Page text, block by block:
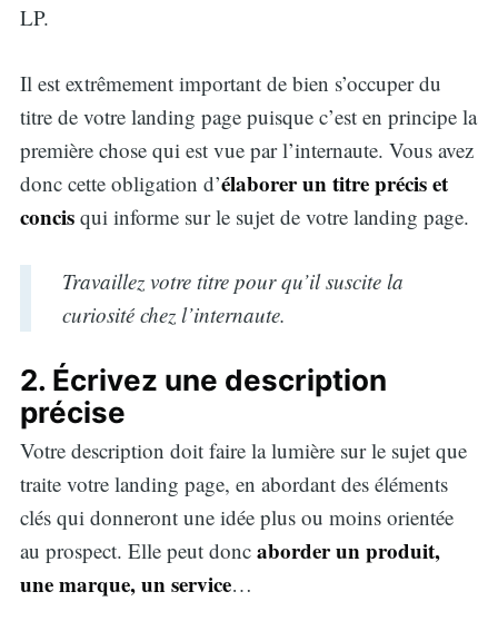
LP.
Il est extrêmement important de bien s’occuper du
titre de votre landing page puisque c’est en principe la
première chose qui est vue par l’internaute. Vous avez
donc cette obligation d’élaborer un titre précis et
concisqui informe sur le sujet de votre landing page.
Travaillez votre titre pour qu’il suscite la
curiosité chez l’internaute.
2. Écrivez une description
précise
Votre description doit faire la lumière sur le sujet que
traite votre landing page, en abordant des éléments
clés qui donneront une idée plus ou moins orientée
au prospect. Elle peut donc aborder un produit,
une marque, un service…